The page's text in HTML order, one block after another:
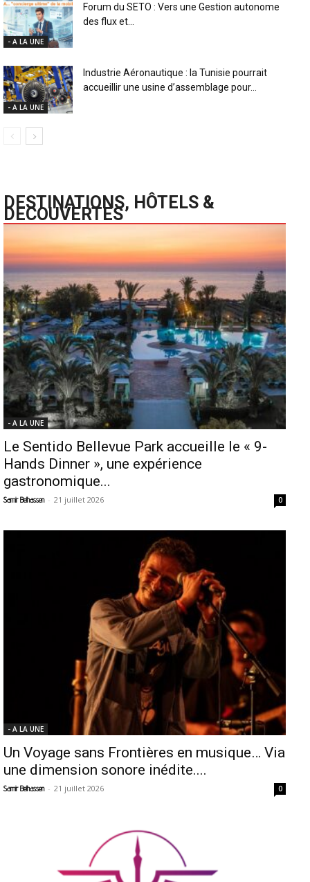
- A LA UNE
Forum du SETO : Vers une Gestion autonome
des flux et...
- A LA UNE
Industrie Aéronautique : la Tunisie pourrait
accueillir une usine d’assemblage pour...
DESTINATIONS, HÔTELS &
DECOUVERTES
- A LA UNE
Le Sentido Bellevue Park accueille le « 9-
Hands Dinner », une expérience
gastronomique...
Samir Belhassen - 21 juillet 2026 0
- A LA UNE
Un Voyage sans Frontières en musique… Via
une dimension sonore inédite....
Samir Belhassen - 21 juillet 2026 0